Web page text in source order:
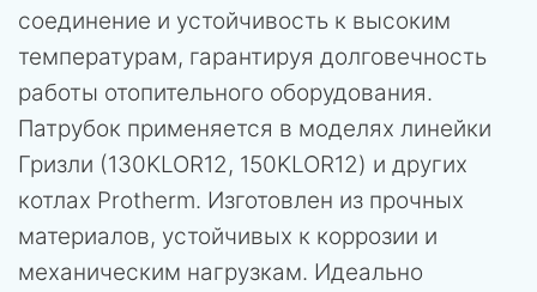
соединение и устойчивость к высоким
температурам, гарантируя долговечность
работы отопительного оборудования.
Патрубок применяется в моделях линейки
Гризли (130KLOR12, 150KLOR12) и других
котлах Protherm. Изготовлен из прочных
материалов, устойчивых к коррозии и
механическим нагрузкам. Идеально